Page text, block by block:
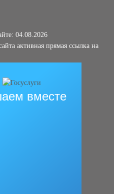
04.08.2026
активная прямая ссылка на
вместе